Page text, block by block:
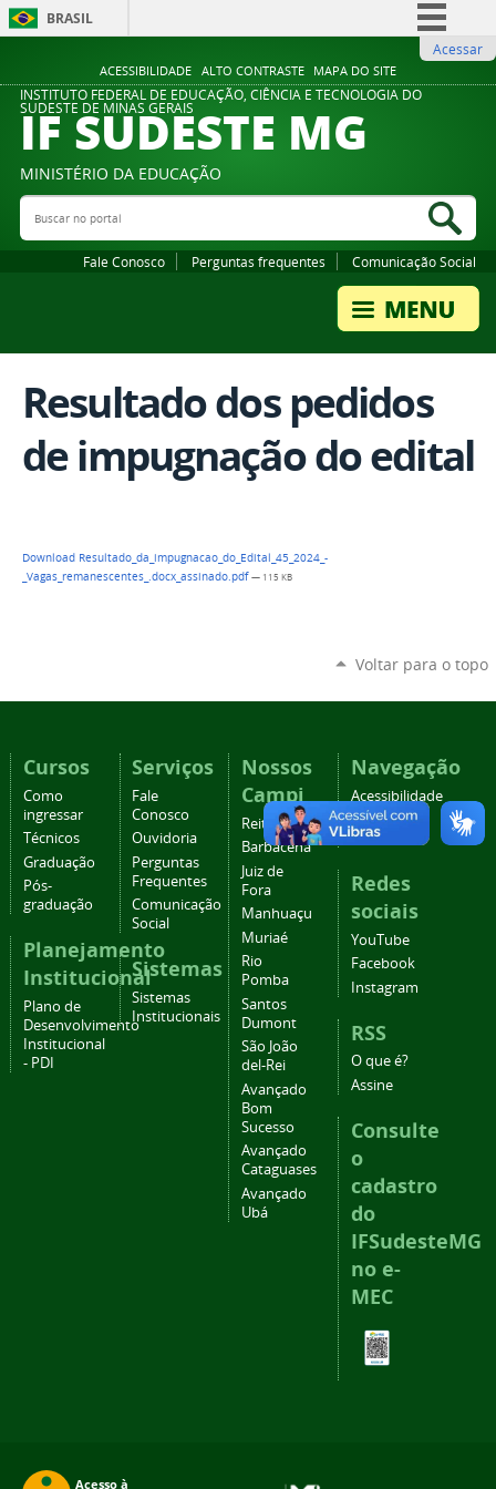
ACESSIBILIDADE ALTO CONTRASTE MAPA DO SITE
BRASIL
Comunica BR
Participe
Legislação
Acessar
INSTITUTO FEDERAL DE EDUCAÇÃO, CIÊNCIA E TECNOLOGIA DO
SUDESTE DE MINAS GERAIS
IF SUDESTE MG
MINISTÉRIO DA EDUCAÇÃO
Buscar no portal
Fale Conosco Perguntas frequentes Comunicação Social
Resultado dos pedidos
de impugnação do edital
Download Resultado_da_impugnacao_do_Edital_45_2024_-
_Vagas_remanescentes_.docx_assinado.pdf— 115 KB
Voltar para o topo
Cursos
Como
ingressar
Técnicos
Graduação
Pós-
graduação
Planejamento
Institucional
Plano de
Desenvolvimento
Institucional
- PDI
Serviços
Fale
Conosco
Ouvidoria
Perguntas
Frequentes
Comunicação
Social
Sistemas
Sistemas
Institucionais
Nossos
Campi
Reitoria
Barbacena
Juiz de
Fora
Manhuaçu
Muriaé
Rio
Pomba
Santos
Dumont
São João
del-Rei
Avançado
Bom
Sucesso
Avançado
Cataguases
Avançado
Ubá
Navegação
Acessibilidade
Mapa do
site
Redes
sociais
YouTube
Facebook
Instagram
RSS
O que é?
Assine
Consulte
o
cadastro
do
IFSudesteMG
no e-
MEC